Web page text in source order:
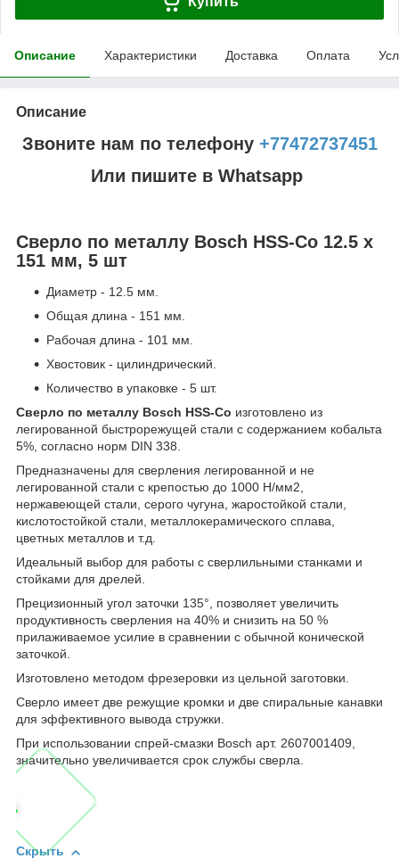
Описание Характеристики Доставка Оплата
Описание
Звоните нам по телефону +77472737451
Или пишите в Whatsapp
Сверло по металлу Bosch HSS-Co 12.5 x
151 мм, 5 шт
Диаметр - 12.5 мм.
Общая длина - 151 мм.
Рабочая длина - 101 мм.
Хвостовик - цилиндрический.
Количество в упаковке - 5 шт.
Сверло по металлу Bosch HSS-Co изготовлено из
легированной быстрорежущей стали с содержанием кобальта
5%, согласно норм DIN 338.
Предназначены для сверления легированной и не
легированной стали с крепостью до 1000 Н/мм2,
нержавеющей стали, серого чугуна, жаростойкой стали,
кислотостойкой стали, металлокерамического сплава,
цветных металлов и т.д.
Идеальный выбор для работы с сверлильными станками и
стойками для дрелей.
Прецизионный угол заточки 135°, позволяет увеличить
продуктивность сверления на 40% и снизить на 50 %
прилаживаемое усилие в сравнении с обычной конической
заточкой.
Изготовлено методом фрезеровки из цельной заготовки.
Сверло имеет две режущие кромки и две спиральные канавки
для эффективного вывода стружки.
При использовании спрей-смазки Bosch арт. 2607001409,
значительно увеличивается срок службы сверла.
Скрыть